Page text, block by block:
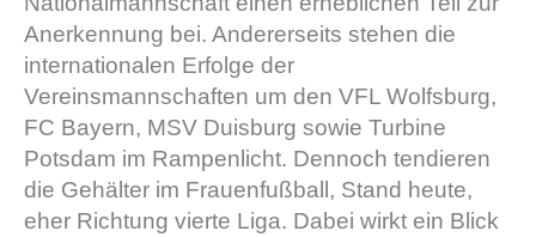
Anerkennung bei. Andererseits stehen die
internationalen Erfolge der
Vereinsmannschaften um den VFL Wolfsburg,
FC Bayern, MSV Duisburg sowie Turbine
Potsdam im Rampenlicht. Dennoch tendieren
die Gehälter im Frauenfußball, Stand heute,
eher Richtung vierte Liga. Dabei wirkt ein Blick